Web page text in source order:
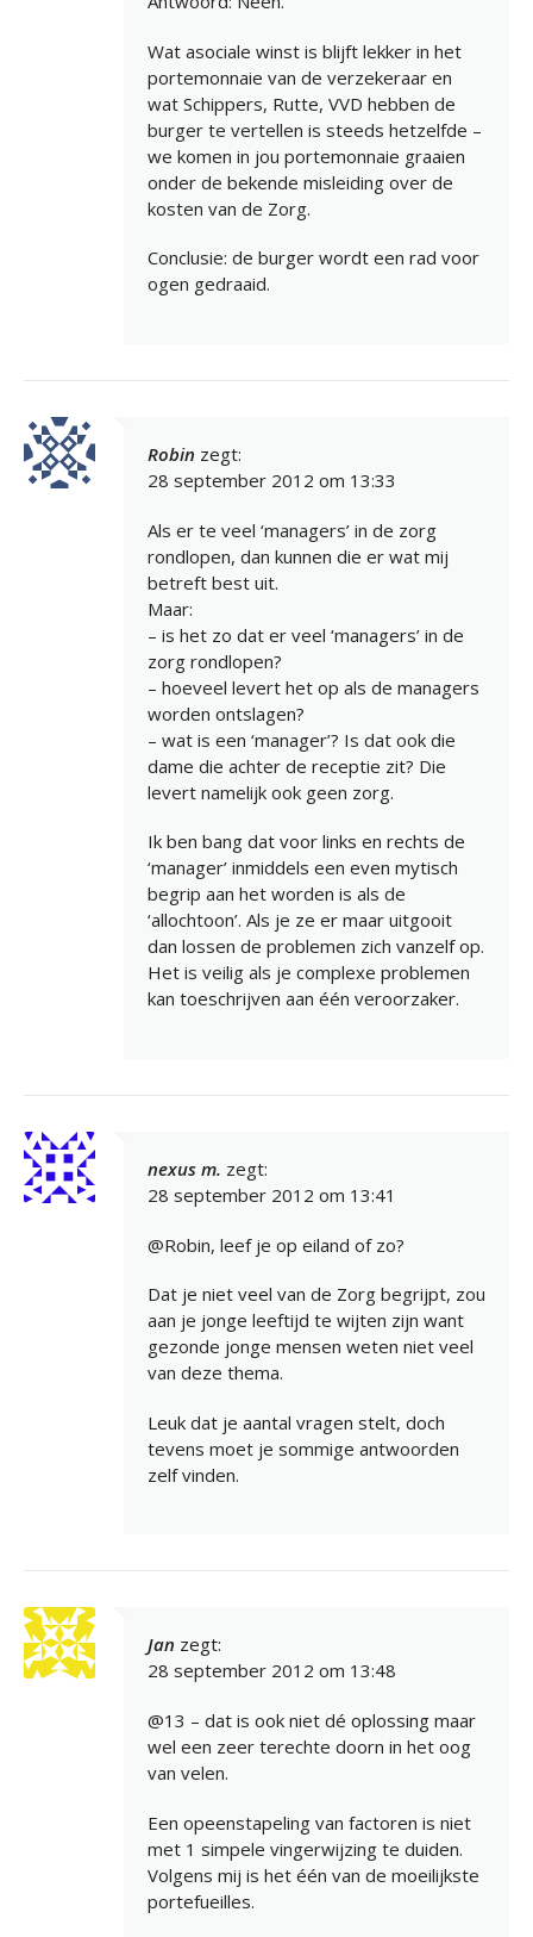
Wat asociale winst is blijft lekker in het
portemonnaie van de verzekeraar en
wat Schippers, Rutte, VVD hebben de
burger te vertellen is steeds hetzelfde –
we komen in jou portemonnaie graaien
onder de bekende misleiding over de
kosten van de Zorg.
Conclusie: de burger wordt een rad voor
ogen gedraaid.
Robin zegt:
28 september 2012 om 13:33
Als er te veel ‘managers’ in de zorg
rondlopen, dan kunnen die er wat mij
betreft best uit.
Maar:
– is het zo dat er veel ‘managers’ in de
zorg rondlopen?
– hoeveel levert het op als de managers
worden ontslagen?
– wat is een ‘manager’? Is dat ook die
dame die achter de receptie zit? Die
levert namelijk ook geen zorg.
Ik ben bang dat voor links en rechts de
‘manager’ inmiddels een even mytisch
begrip aan het worden is als de
‘allochtoon’. Als je ze er maar uitgooit
dan lossen de problemen zich vanzelf op.
Het is veilig als je complexe problemen
kan toeschrijven aan één veroorzaker.
nexus m. zegt:
28 september 2012 om 13:41
@Robin, leef je op eiland of zo?
Dat je niet veel van de Zorg begrijpt, zou
aan je jonge leeftijd te wijten zijn want
gezonde jonge mensen weten niet veel
van deze thema.
Leuk dat je aantal vragen stelt, doch
tevens moet je sommige antwoorden
zelf vinden.
Jan zegt:
28 september 2012 om 13:48
@13 – dat is ook niet dé oplossing maar
wel een zeer terechte doorn in het oog
van velen.
Een opeenstapeling van factoren is niet
met 1 simpele vingerwijzing te duiden.
Volgens mij is het één van de moeilijkste
portefueilles.